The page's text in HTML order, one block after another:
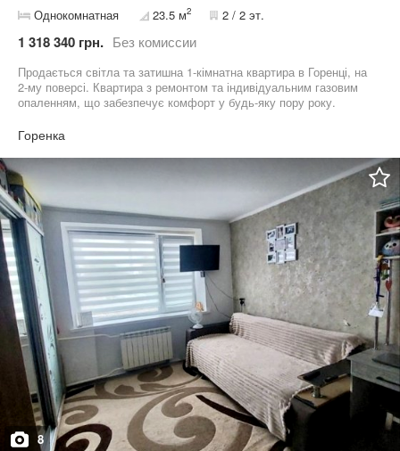
Однокомнатная 23.5 м2 2 / 2 эт.
1 318 340 грн. Без комиссии
Продається світла та затишна 1-кімнатна квартира в Горенці, на
2-му поверсі. Квартира з ремонтом та індивідуальним газовим
опаленням, що забезпечує комфорт у будь-яку пору року.
життя або інвестиції! Пишіть або телефонуйте!
Горенка
8